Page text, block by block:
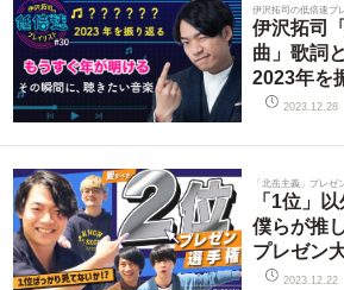
伊沢拓司の低倍速プ
伊沢拓司
曲」歌詞
2023年を
2023.12.28
「北岳主義」プレゼ
「1位」
僕らが推
プレゼン
2023.12.22